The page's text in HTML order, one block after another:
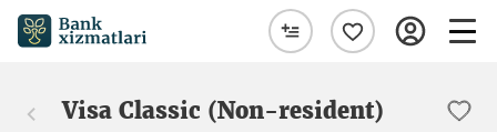
Visa Classic (Non-resident)